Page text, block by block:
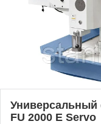
Универсальный
FU 2000 E Servo